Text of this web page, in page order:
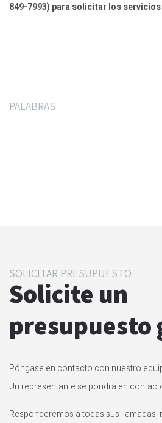
849-7993) para solicitar los
PALABRAS
SOLICITAR PRESUPUESTO
Solicite un
Póngase en contacto con nuestro
Un representante se pondrá en
Responderemos a todas sus llamadas,